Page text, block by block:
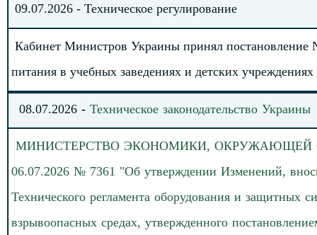
09.07.2026 - Техническое регулирование
Кабинет Министров Украины принял
питания в учебных заведениях и детских
08.07.2026 - Техническое законодательство Украины
МИНИСТЕРСТВО ЭКОНОМИКИ, ОКРУЖАЮЩЕЙ
06.07.2026 № 7361 "Об утверждении Изменений,
Технического регламента оборудования и защитных
взрывоопасных средах, утвержденного